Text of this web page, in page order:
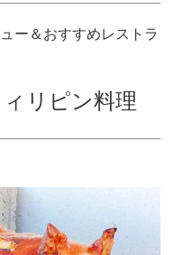
ー＆おすすめレストラ
リピン料理